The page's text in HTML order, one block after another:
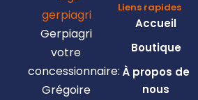
Gerpiagri
votre
concessionnaire:
Grégoire
Liens rapides
Accueil
Boutique
À propos de
nous